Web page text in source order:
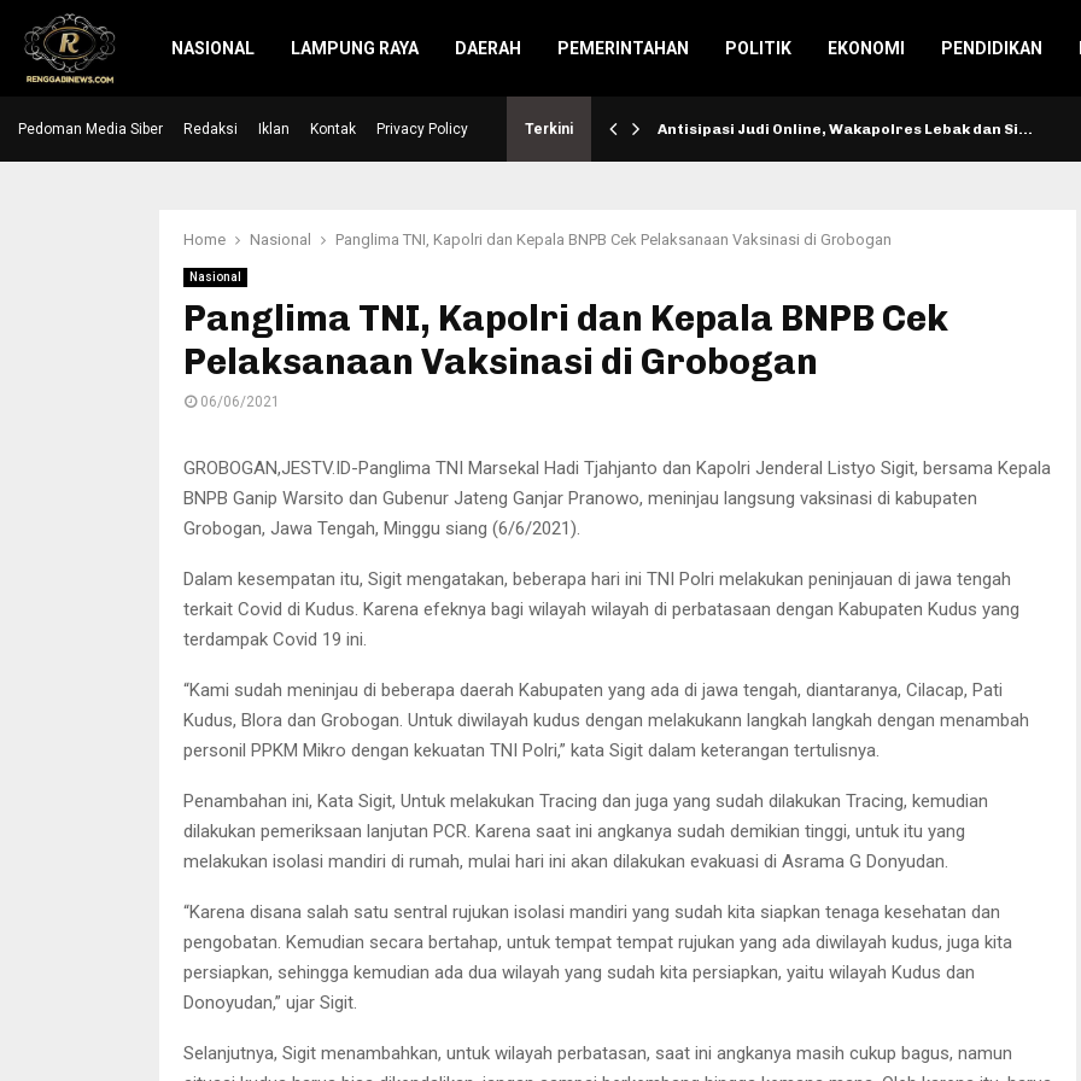
NASIONAL LAMPUNG RAYA DAERAH PEMERINTAHAN POLITIK EKONOMI PENDIDIKAN
Pedoman Media Siber Redaksi Iklan Kontak Privacy Policy Terkini
Hari Raya Idul Adha, Kapolres Lebak serahkan… Antisipasi Judi Online, Wakapolres Lebak dan Si…
Home Nasional Panglima TNI, Kapolri dan Kepala BNPB Cek Pelaksanaan Vaksinasi di Grobogan
Nasional
Panglima TNI, Kapolri dan Kepala BNPB Cek
Pelaksanaan Vaksinasi di Grobogan
06/06/2021
GROBOGAN,JESTV.ID-Panglima TNI Marsekal Hadi Tjahjanto dan Kapolri Jenderal Listyo Sigit, bersama Kepala
BNPB Ganip Warsito dan Gubenur Jateng Ganjar Pranowo, meninjau langsung vaksinasi di kabupaten
Grobogan, Jawa Tengah, Minggu siang (6/6/2021).
Dalam kesempatan itu, Sigit mengatakan, beberapa hari ini TNI Polri melakukan peninjauan di jawa tengah
terkait Covid di Kudus. Karena efeknya bagi wilayah wilayah di perbatasaan dengan Kabupaten Kudus yang
terdampak Covid 19 ini.
“Kami sudah meninjau di beberapa daerah Kabupaten yang ada di jawa tengah, diantaranya, Cilacap, Pati
Kudus, Blora dan Grobogan. Untuk diwilayah kudus dengan melakukann langkah langkah dengan menambah
personil PPKM Mikro dengan kekuatan TNI Polri,” kata Sigit dalam keterangan tertulisnya.
Penambahan ini, Kata Sigit, Untuk melakukan Tracing dan juga yang sudah dilakukan Tracing, kemudian
dilakukan pemeriksaan lanjutan PCR. Karena saat ini angkanya sudah demikian tinggi, untuk itu yang
melakukan isolasi mandiri di rumah, mulai hari ini akan dilakukan evakuasi di Asrama G Donyudan.
“Karena disana salah satu sentral rujukan isolasi mandiri yang sudah kita siapkan tenaga kesehatan dan
pengobatan. Kemudian secara bertahap, untuk tempat tempat rujukan yang ada diwilayah kudus, juga kita
persiapkan, sehingga kemudian ada dua wilayah yang sudah kita persiapkan, yaitu wilayah Kudus dan
Donoyudan,” ujar Sigit.
Selanjutnya, Sigit menambahkan, untuk wilayah perbatasan, saat ini angkanya masih cukup bagus, namun